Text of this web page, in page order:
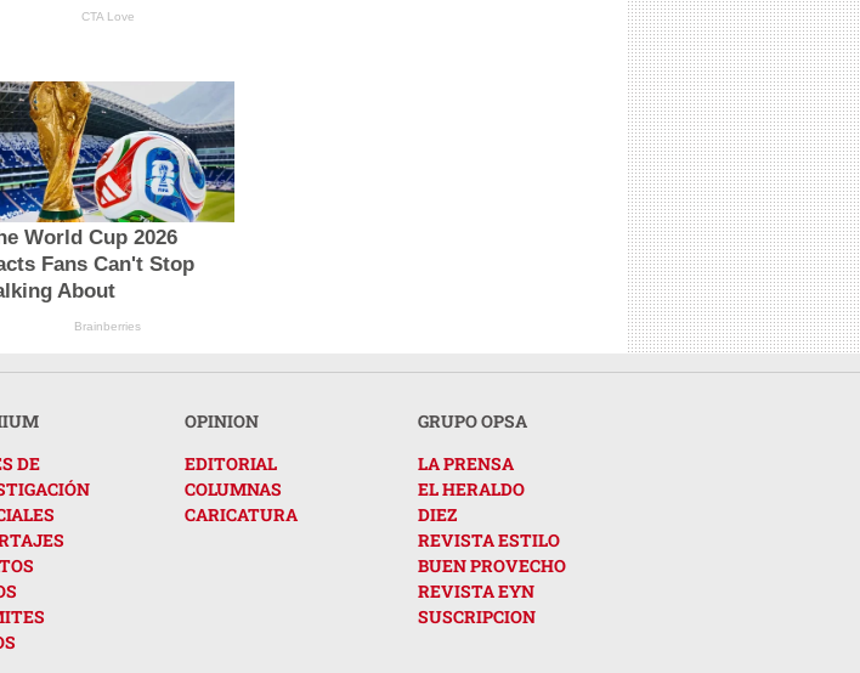
CTA Love
World Cup 2026
Fans Can't Stop
About
Brainberries
DE
OPINION
EDITORIAL
COLUMNAS
CARICATURA
GRUPO OPSA
LA PRENSA
EL HERALDO
DIEZ
REVISTA ESTILO
BUEN PROVECHO
REVISTA EYN
SUSCRIPCION